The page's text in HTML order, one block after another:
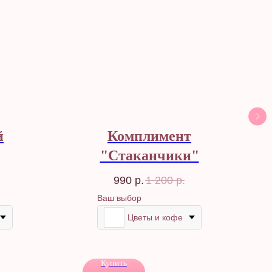
Комплимент
"Стаканчики"
990 р. 1 200 р.
Ваш выбор
Цветы и кофе
Купить